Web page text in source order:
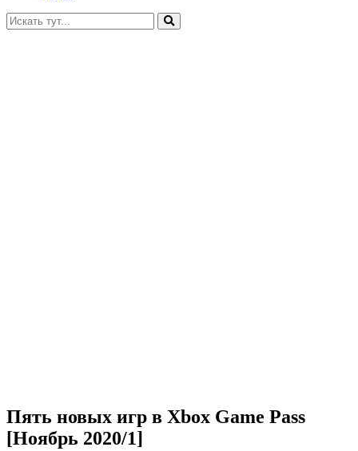
Искать:
Пять новых игр в Xbox Game Pass
[Ноябрь 2020/1]